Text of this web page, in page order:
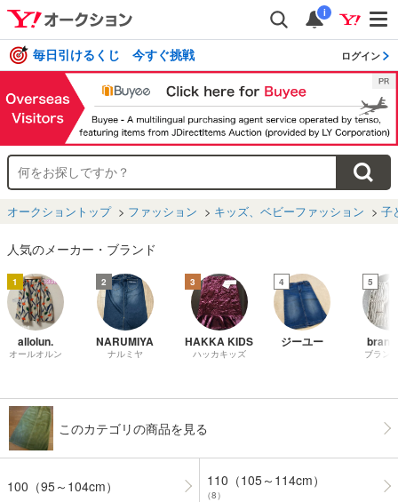
i
毎日引けるくじ 今すぐ挑戦 ログイン
オークショントップ ファッション キッズ、ベビーファッション 子
人気のメーカー・ブランド
1
allolun.
オールオルン
2
NARUMIYA
ナルミヤ
3
HAKKA KIDS
ハッカキッズ
4
ジーユー
5
ブラン
このカテゴリの商品を見る
100（95～104cm） 110（105～114cm）
（8）